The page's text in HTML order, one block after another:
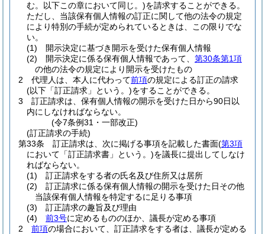
む。以下この章において同じ。)を請求することができる。
ただし、当該保有個人情報の訂正に関して他の法令の規定
により特別の手続が定められているときは、この限りでな
い。
(1)
開示決定に基づき開示を受けた保有個人情報
(2)
開示決定に係る保有個人情報であって、 第30条第1項
の他の法令の規定により開示を受けたもの
2
代理人は、本人に代わって前項の規定による訂正の請求
(以下「訂正請求」という。)をすることができる。
3
訂正請求は、保有個人情報の開示を受けた日から90日以
内にしなければならない。
(令7条例31・一部改正)
(訂正請求の手続)
第33条
訂正請求は、次に掲げる事項を記載した書面(第3項
において「訂正請求書」という。)を議長に提出してしなけ
ればならない。
(1)
訂正請求をする者の氏名及び住所又は居所
(2)
訂正請求に係る保有個人情報の開示を受けた日その他
当該保有個人情報を特定するに足りる事項
(3)
訂正請求の趣旨及び理由
(4)
前3号に定めるもののほか、議長が定める事項
2
前項の場合において、訂正請求をする者は、議長が定める